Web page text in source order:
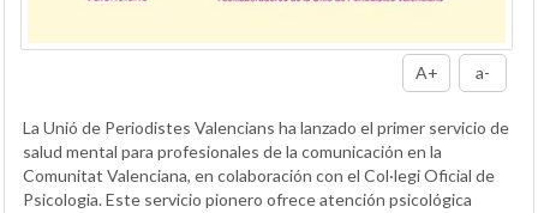
A+ a-
La Unió de Periodistes Valencians ha lanzado el primer servicio de
salud mental para profesionales de la comunicación en la
Comunitat Valenciana, en colaboración con el Col·legi Oficial de
Psicologia. Este servicio pionero ofrece atención psicológica